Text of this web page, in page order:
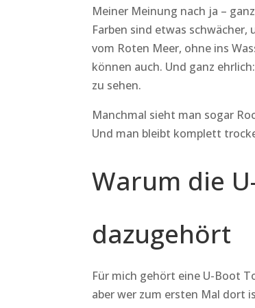
Meiner Meinung nach ja –
Farben sind etwas
vom Roten Meer, ohne ins
können auch. Und ganz
zu sehen.
Manchmal sieht man sogar
Und man bleibt komplett
Warum die
dazugehört
Für mich gehört eine U-Boot
aber wer zum ersten Mal dort